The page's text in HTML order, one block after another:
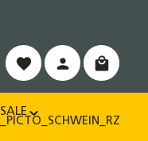
SALE